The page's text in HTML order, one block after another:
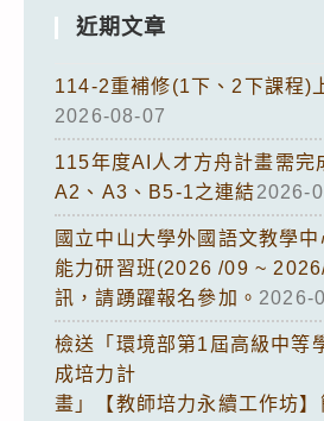
近期文章
114-2重補修(1下、2下課程)
2026-08-07
115年度AI人才方舟計畫需完
A2、A3、B5-1之連結2026-
國立中山大學外國語文教學
能力研習班(2026 /09 ~
訊，請踴躍報名參加。 2026-
檢送「環境部第1屆高級中等
成培力計
畫」【教師培力永續工作坊